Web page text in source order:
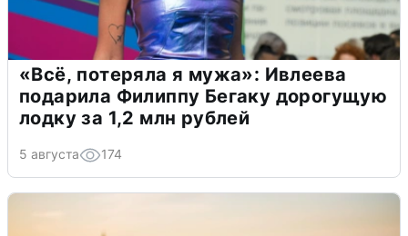
«Всё, потеряла я мужа»: Ивлеева
подарила Филиппу Бегаку дорогущую
лодку за 1,2 млн рублей
5 августа 174